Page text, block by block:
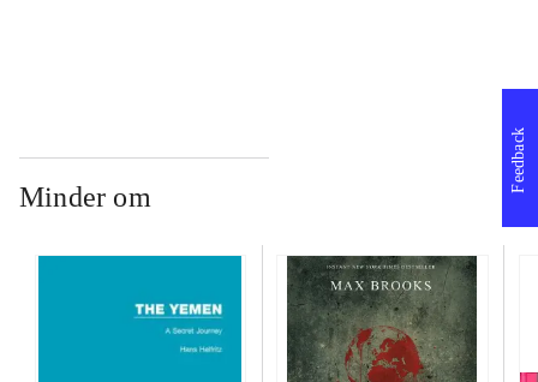
Minder om
Feedback